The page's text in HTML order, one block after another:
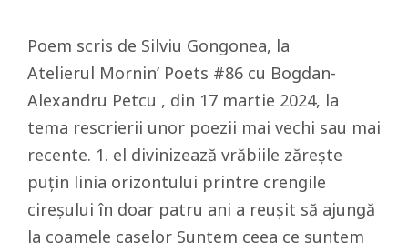
Poem scris de Silviu Gongonea, la
Atelierul Mornin’ Poets #86 cu Bogdan-
Alexandru Petcu , din 17 martie 2024, la
tema rescrierii unor poezii mai vechi sau mai
recente. 1. el divinizează vrăbiile zărește
puțin linia orizontului printre crengile
cireșului în doar patru ani a reușit să ajungă
la coamele caselor Suntem ceea ce suntem